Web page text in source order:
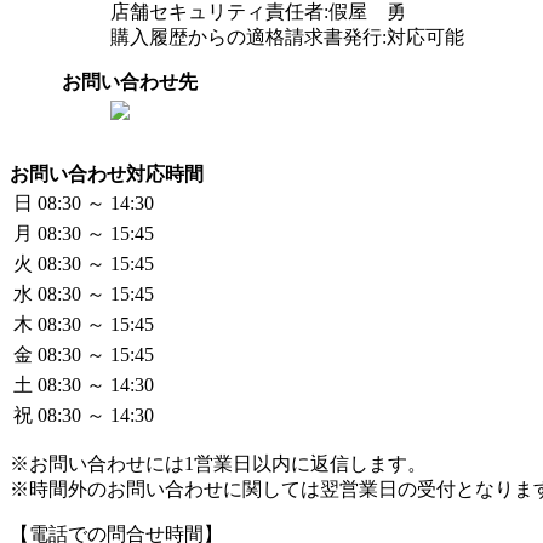
店舗セキュリティ責任者:假屋 勇
購入履歴からの適格請求書発行:対応可能
お問い合わせ先
お問い合わせ対応時間
日 08:30 ～ 14:30
月 08:30 ～ 15:45
火 08:30 ～ 15:45
水 08:30 ～ 15:45
木 08:30 ～ 15:45
金 08:30 ～ 15:45
土 08:30 ～ 14:30
祝 08:30 ～ 14:30
※お問い合わせには1営業日以内に返信します。
※時間外のお問い合わせに関しては翌営業日の受付となりま
【電話での問合せ時間】